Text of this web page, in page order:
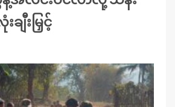
ချီးမြှင့်